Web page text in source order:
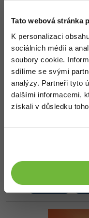
Tato webová stránka
K personalizaci
sociálních médií a
soubory cookie.
sdílíme se svými
analýzy. Partneři tyto
dalšími informacemi,
získali v důsledku
Adobe
Adobe
Adobe XD -
Adobe
Adobe After
Pro firmy
Nahoru
Gooner47:
Tak sem v tom logu
nevyznám
Nahoru
HP ProBook 4530s.